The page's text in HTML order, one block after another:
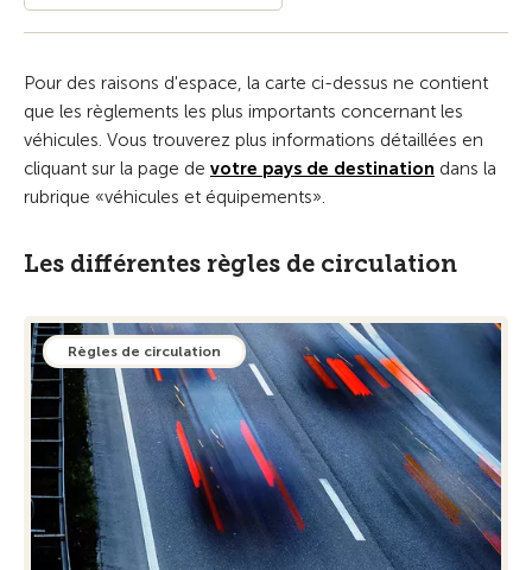
Pour des raisons d'espace, la carte ci-dessus ne contient
que les règlements les plus importants concernant les
véhicules. Vous trouverez plus informations détaillées en
cliquant sur la page de votre pays de destination dans la
rubrique «véhicules et équipements».
Les différentes règles de circulation
Règles de circulation